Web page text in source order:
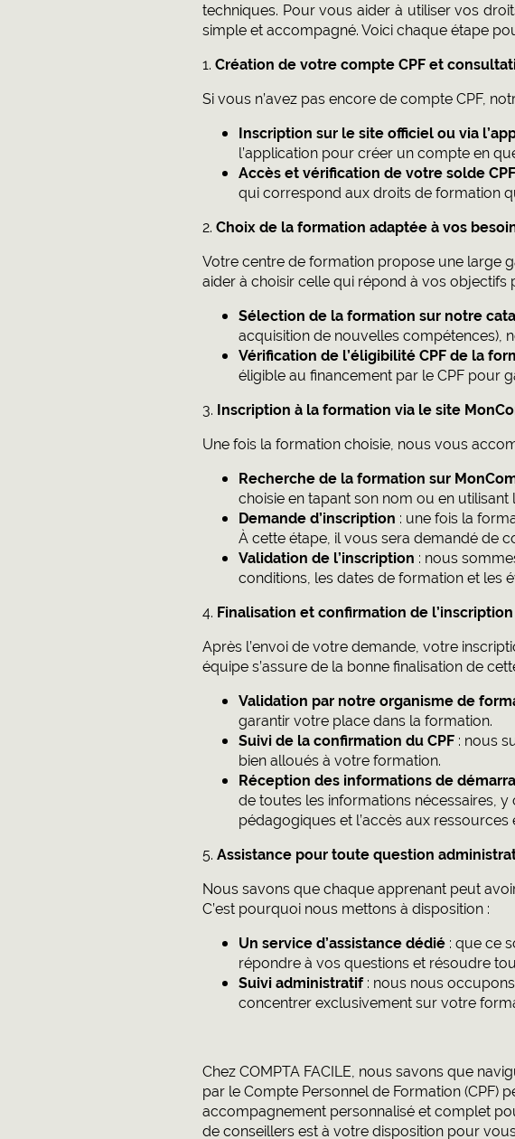
techniques. Pour vous aider à utiliser vos
simple et accompagné. Voici chaque étape
1. Création de votre compte CPF et
Si vous n’avez pas encore de compte CPF,
Inscription sur le site officiel ou via
l’application pour créer un compte en
Accès et vérification de votre solde CPF
qui correspond aux droits de formation
2. Choix de la formation adaptée à vos
Votre centre de formation propose une large
aider à choisir celle qui répond à vos objectifs
Sélection de la formation sur notre
acquisition de nouvelles compétences),
Vérification de l’éligibilité CPF de la
éligible au financement par le CPF pour
3. Inscription à la formation via le site
Une fois la formation choisie, nous vous
Recherche de la formation sur
choisie en tapant son nom ou en utilisant
Demande d’inscription : une fois la
À cette étape, il vous sera demandé de
Validation de l’inscription : nous
conditions, les dates de formation et les
4. Finalisation et confirmation de l’inscription
Après l’envoi de votre demande, votre
équipe s’assure de la bonne finalisation de
Validation par notre organisme de
garantir votre place dans la formation.
Suivi de la confirmation du CPF : nous
bien alloués à votre formation.
Réception des informations de
de toutes les informations nécessaires,
pédagogiques et l’accès aux ressources
5. Assistance pour toute question
Nous savons que chaque apprenant peut
C’est pourquoi nous mettons à disposition :
Un service d’assistance dédié : que ce
répondre à vos questions et résoudre
Suivi administratif: nous nous
concentrer exclusivement sur votre
Chez COMPTA FACILE, nous savons que
par le Compte Personnel de Formation
accompagnement personnalisé et complet
de conseillers est à votre disposition pour